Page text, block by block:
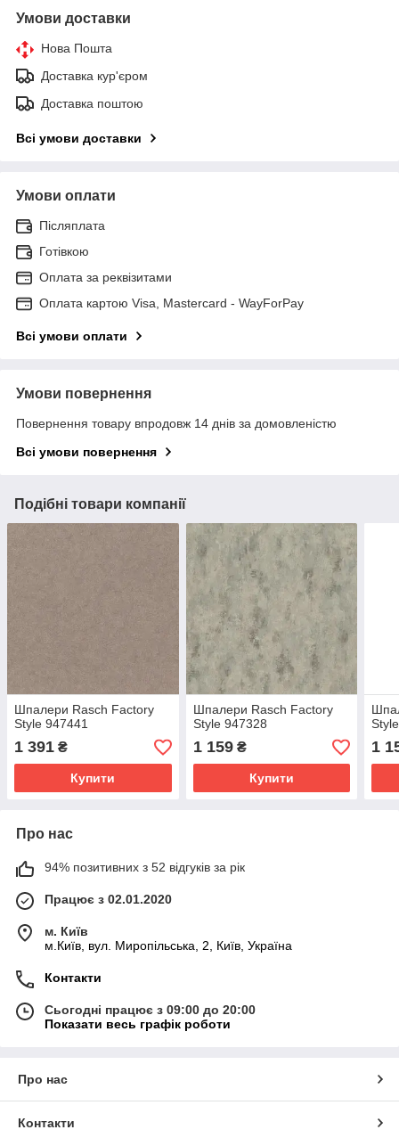
Умови доставки
Нова Пошта
Доставка кур'єром
Доставка поштою
Всі умови доставки
Умови оплати
Післяплата
Готівкою
Оплата за реквізитами
Оплата картою Visa, Mastercard - WayForPay
Всі умови оплати
Умови повернення
Повернення товару впродовж 14 днів за домовленістю
Всі умови повернення
Подібні товари компанії
Шпалери Rasch Factory
Style 947441
1 391 ₴
Купити
Шпалери Rasch Factory
Style 947328
1 159₴
Купити
1
Про нас
94% позитивних з 52 відгуків за рік
Працює з 02.01.2020
м. Київ
м.Київ, вул. Миропільська, 2, Київ, Україна
Контакти
Сьогодні працює з 09:00 до 20:00
Показати весь графік роботи
Про нас
Контакти